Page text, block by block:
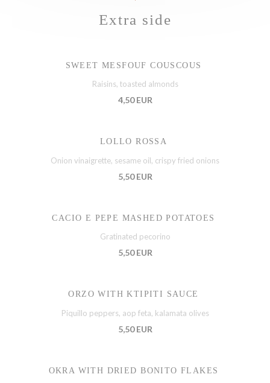
Extra side
SWEET MESFOUF COUSCOUS
Raisins, toasted almonds
4,50 EUR
LOLLO ROSSA
Onion vinaigrette, sesame oil, crispy fried onions
5,50 EUR
CACIO E PEPE MASHED POTATOES
Gratinated pecorino
5,50 EUR
ORZO WITH KTIPITI SAUCE
Piquillo peppers, aop feta, kalamata olives
5,50 EUR
OKRA WITH DRIED BONITO FLAKES